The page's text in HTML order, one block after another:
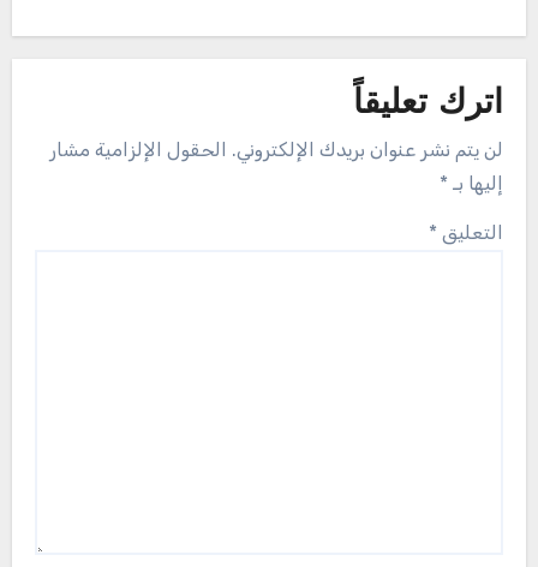
اترك تعليقاً
لن يتم نشر عنوان بريدك الإلكتروني. الحقول الإلزامية مشار
إليها بـ *
التعليق *